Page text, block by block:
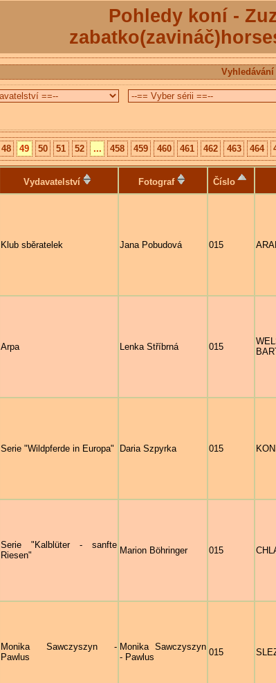
Pohledy koní -
Vyhledávání
48 49 50 51 52 ... 458 459 460 461 462 463 464
Vydavatelství Fotograf Číslo
Klub sběratelek Jana Pobudová 015
Arpa Lenka Stříbrná 015
Serie "Wildpferde in Europa" Daria Szpyrka 015
Serie "Kalblüter - sanfte
Riesen"
Marion Böhringer 015
Monika Sawczyszyn -
Pawlus
Monika Sawczyszyn
- Pawlus
015